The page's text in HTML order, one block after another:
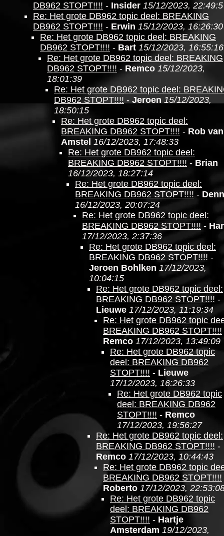
DB962 STOPT!!!! - Insider 15/12/2023,
Re: Het grote DB962 topic deel: BREAKING
DB962 STOPT!!!! - Erwin 15/12/2023, 16:26:30
Re: Het grote DB962 topic deel: BREAKING
DB962 STOPT!!!! - Bart 15/12/2023, 16:55:16
Re: Het grote DB962 topic deel: BREAKING
DB962 STOPT!!!! - Remco 15/12/2023,
18:01:39
Re: Het grote DB962 topic deel:
DB962 STOPT!!!! - Jeroen 15/12/2023,
18:50:15
Re: Het grote DB962 topic deel:
BREAKING DB962 STOPT!!!! - Rob van
Amstel 16/12/2023, 17:48:33
Re: Het grote DB962 topic deel:
BREAKING DB962 STOPT!!!! - Brian
16/12/2023, 18:27:14
Re: Het grote DB962 topic deel:
BREAKING DB962 STOPT!!!! -
16/12/2023, 20:07:24
Re: Het grote DB962 topic deel:
BREAKING DB962 STOPT!!!! -
17/12/2023, 2:37:36
Re: Het grote DB962 topic deel:
BREAKING DB962 STOPT!!!! -
Jeroen Bohlken 17/12/2023,
10:04:15
Re: Het grote DB962 topic deel:
BREAKING DB962 STOPT!!!! -
Lieuwe 17/12/2023, 11:19:34
Re: Het grote DB962 topic
BREAKING DB962 STOPT!!!!
Remco 17/12/2023, 13:49:09
Re: Het grote DB962 topic
deel: BREAKING DB962
STOPT!!!! - Lieuwe
17/12/2023, 16:26:33
Re: Het grote DB962 topic
deel: BREAKING DB962
STOPT!!!! - Remco
17/12/2023, 19:56:27
Re: Het grote DB962 topic deel:
BREAKING DB962 STOPT!!!! -
Remco 17/12/2023, 10:44:43
Re: Het grote DB962 topic
BREAKING DB962 STOPT!!!!
Roberto 17/12/2023,
Re: Het grote DB962 topic
deel: BREAKING DB962
STOPT!!!! - Hartje
Amsterdam 19/12/2023,